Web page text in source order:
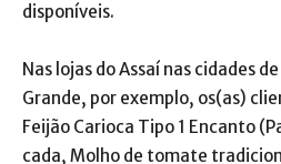
disponíveis.
Nas lojas do Assaí nas cidades
Grande, por exemplo, os(as)
Feijão Carioca Tipo 1 Encanto
cada, Molho de tomate